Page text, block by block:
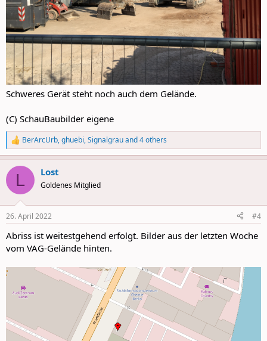
Schweres Gerät steht noch auch dem Gelände.
(C) SchauBaubilder eigene
R
e
a
c
i
s
BerArcUrb,ghuebi,Signalgrauand 4 others
L Lost
Goldenes Mitglied
26. April 2022 #4
Abriss ist weitestgehend erfolgt. Bilder aus der letzten Woche
vom VAG-Gelände hinten.